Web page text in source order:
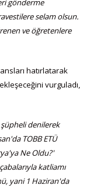
gönderme
selam olsun.
ve öğretenlere
hatırlatarak
vurguladı,
şüpheli denilerek
TOBB ETÜ
Ne Oldu?'
katliamı
yani 1 Haziran'da